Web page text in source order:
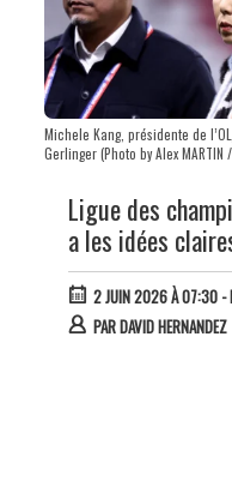
Michele Kang, présidente de
Gerlinger (Photo by Alex MARTIN /
Ligue des
a les idées
2 JUIN 2026 À 07:30-
PARDAVID HERNANDEZ